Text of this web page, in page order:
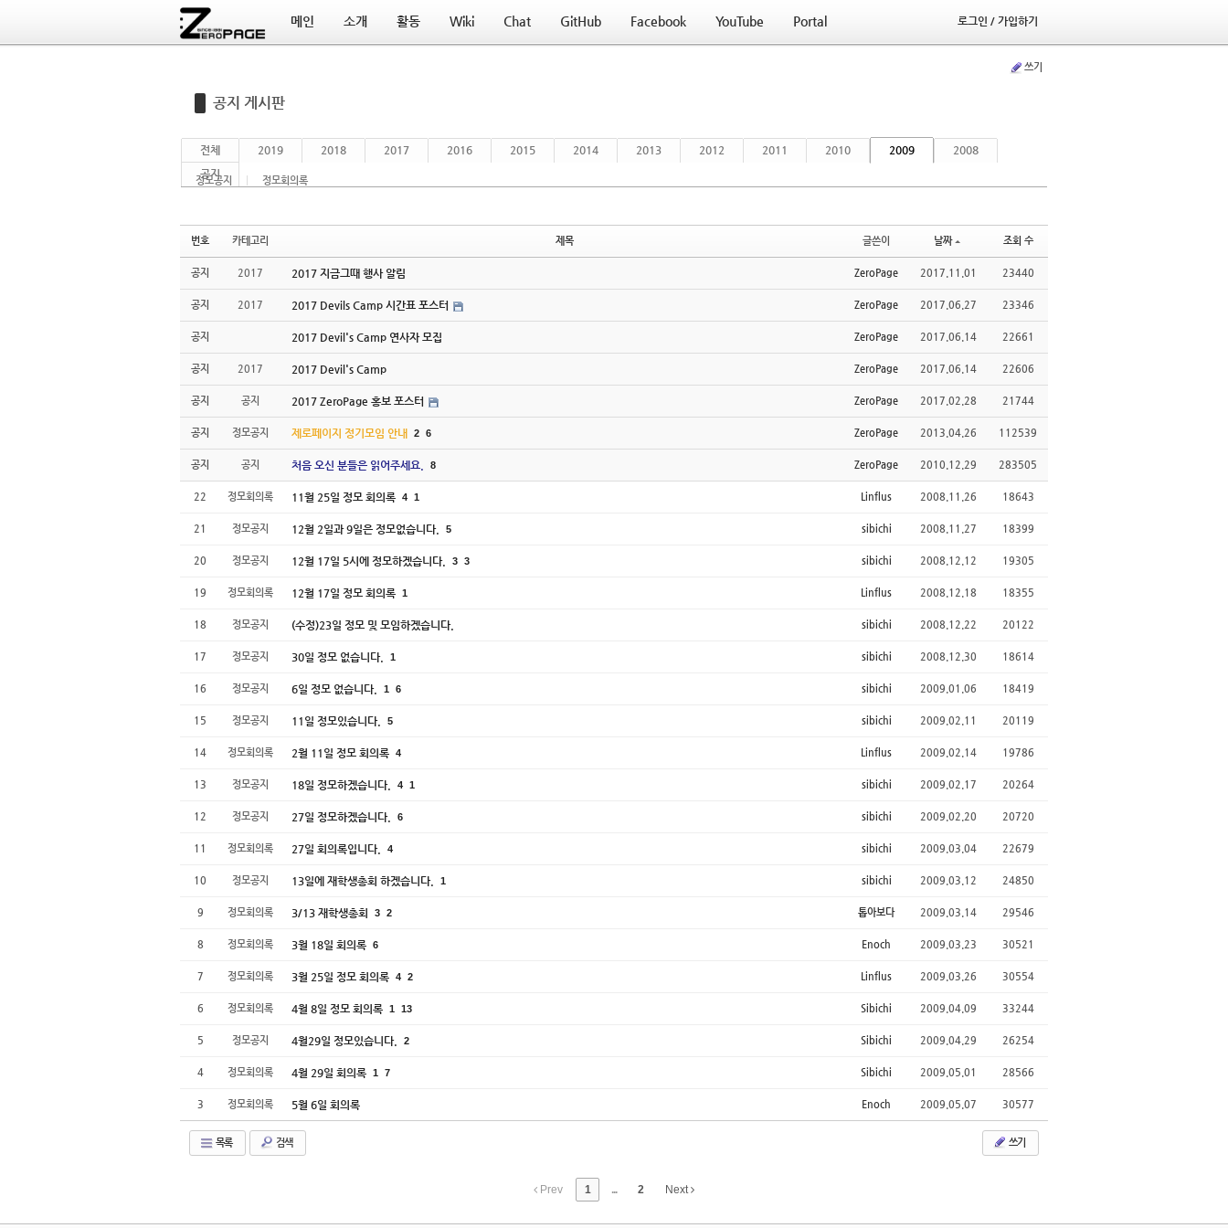
메인 소개 활동 Wiki Chat GitHub Facebook YouTube Portal 로그인 / 가입하기
쓰기
공지 게시판
전체 2019 2018 2017 2016 2015 2014 2013 2012 2011 2010 2009
정모공지 정모회의록
2008
공지
번호 카테고리 제목 글쓴이 날짜 조회 수
공지 2017 2017 지금그때 행사 알림 ZeroPage 2017.11.01 23440
공지 2017 2017 Devils Camp 시간표 포스터 ZeroPage 2017.06.27 23346
공지 2017 Devil's Camp 연사자 모집 ZeroPage 2017.06.14 22661
공지 2017 2017 Devil's Camp ZeroPage 2017.06.14 22606
공지 공지 2017 ZeroPage 홍보 포스터 ZeroPage 2017.02.28 21744
공지 정모공지 제로페이지 정기모임 안내 2 6 ZeroPage 2013.04.26 112539
공지 공지 처음 오신 분들은 읽어주세요. 8 ZeroPage 2010.12.29 283505
22 정모회의록 11월 25일 정모 회의록 4 1 Linflus 2008.11.26 18643
21 정모공지 12월 2일과 9일은 정모없습니다. 5 sibichi 2008.11.27 18399
20 정모공지 12월 17일 5시에 정모하겠습니다. 3 3 sibichi 2008.12.12 19305
19 정모회의록 12월 17일 정모 회의록 1 Linflus 2008.12.18 18355
18 정모공지 (수정)23일 정모 및 모임하겠습니다. sibichi 2008.12.22 20122
17 정모공지 30일 정모 없습니다. 1 sibichi 2008.12.30 18614
16 정모공지 6일 정모 없습니다. 1 6 sibichi 2009.01.06 18419
15 정모공지 11일 정모있습니다. 5 sibichi 2009.02.11 20119
14 정모회의록 2월 11일 정모 회의록 4 Linflus 2009.02.14 19786
13 정모공지 18일 정모하겠습니다. 4 1 sibichi 2009.02.17 20264
12 정모공지 27일 정모하겠습니다. 6 sibichi 2009.02.20 20720
11 정모회의록 27일 회의록입니다. 4 sibichi 2009.03.04 22679
10 정모공지 13일에 재학생총회 하겠습니다. 1 sibichi 2009.03.12 24850
9 정모회의록 3/13 재학생총회 3 2 톱아보다 2009.03.14 29546
8 정모회의록 3월 18일 회의록 6 Enoch 2009.03.23 30521
7 정모회의록 3월 25일 정모 회의록 4 2 Linflus 2009.03.26 30554
6 정모회의록 4월 8일 정모 회의록 1 13 Sibichi 2009.04.09 33244
5 정모공지 4월29일 정모있습니다. 2 Sibichi 2009.04.29 26254
4 정모회의록 4월 29일 회의록 1 7 Sibichi 2009.05.01 28566
3 정모회의록 5월 6일 회의록 Enoch 2009.05.07 30577
목록 검색 쓰기
Prev 1 ... 2 Next
Sketchbook5, 스케치북5
Sketchbook5, 스케치북5